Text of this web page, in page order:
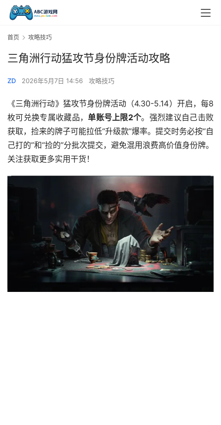
首页 攻略技巧
三角洲行动猛攻节身份牌活动攻略
ZD 2026年5月7日 14:56 攻略技巧
《三角洲行动》猛攻节身份牌活动（4.30-5.14）开启，每8
枚可兑换专属收藏品，单账号上限2个。强烈建议自己击败
获取，捡来的牌子可能拉低“升级款”爆率。提交时务必按“自
己打的”和“捡的”分批次提交，避免混用浪费高价值身份牌。
关注获取更多实用干货！